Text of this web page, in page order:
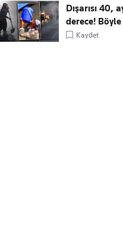
Dışarısı 40,
derece!
Kaydet